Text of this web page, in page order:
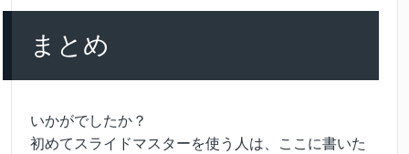
まとめ
いかがでしたか？
初めてスライドマスターを使う人は、ここに書いた